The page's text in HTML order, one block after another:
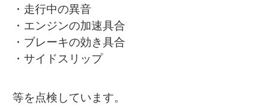
・走行中の異音
・エンジンの加速具合
・ブレーキの効き具合
・サイドスリップ
等を点検しています。